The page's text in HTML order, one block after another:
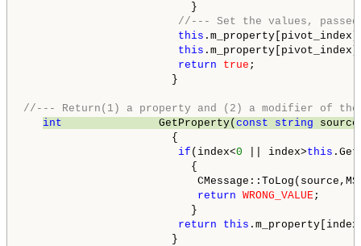
}
//--- Set the values,
this
this
return
true ;
}
//--- Return(1) a property and (2) a modifier of the
int GetProperty( const string
{
if (index<0 || index>this
{
return WRONG_VALUE;
}
return
this
}